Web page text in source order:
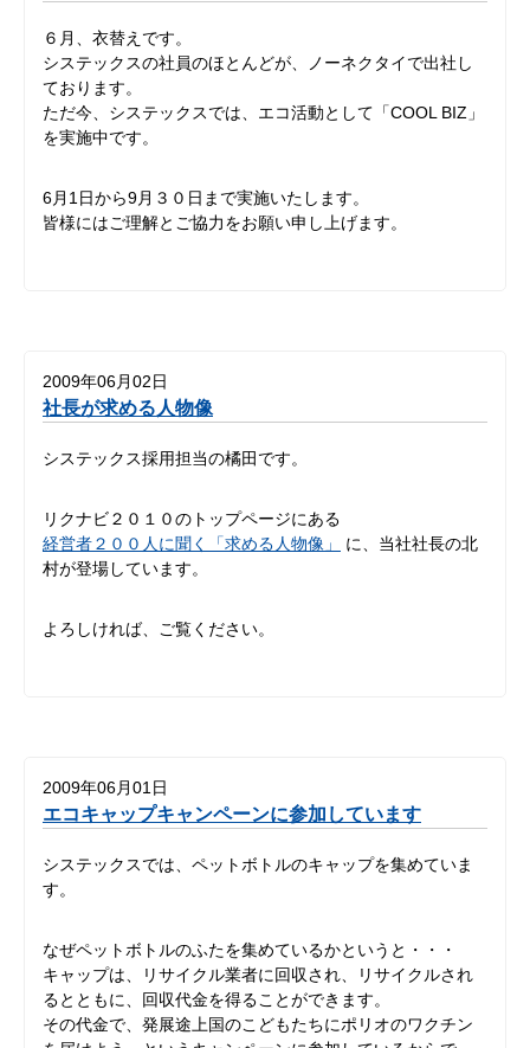
６月、衣替えです。
システックスの社員のほとんどが、ノーネクタイで出社し
ております。
ただ今、システックスでは、エコ活動として「COOL BIZ」
を実施中です。
6月1日から9月３０日まで実施いたします。
皆様にはご理解とご協力をお願い申し上げます。
2009年06月02日
社長が求める人物像
システックス採用担当の橘田です。
リクナビ２０１０のトップページにある
経営者２００人に聞く「求める人物像」
に、当社社長の北
村が登場しています。
よろしければ、ご覧ください。
2009年06月01日
エコキャップキャンペーンに参加しています
システックスでは、ペットボトルのキャップを集めていま
す。
なぜペットボトルのふたを集めているかというと・・・
キャップは、リサイクル業者に回収され、リサイクルされ
るとともに、回収代金を得ることができます。
その代金で、発展途上国のこどもたちにポリオのワクチン